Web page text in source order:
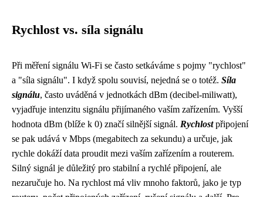
Rychlost vs. síla signálu
Při měření signálu Wi-Fi se často setkáváme s pojmy "rychlost"
a "síla signálu". I když spolu souvisí, nejedná se o totéž. Síla
signálu, často uváděná v jednotkách dBm (decibel-miliwatt),
vyjadřuje intenzitu signálu přijímaného vaším zařízením. Vyšší
hodnota dBm (blíže k 0) značí silnější signál. Rychlostpřipojení
se pak udává v Mbps (megabitech za sekundu) a určuje, jak
rychle dokáží data proudit mezi vaším zařízením a routerem.
Silný signál je důležitý pro stabilní a rychlé připojení, ale
nezaručuje ho. Na rychlost má vliv mnoho faktorů, jako je typ